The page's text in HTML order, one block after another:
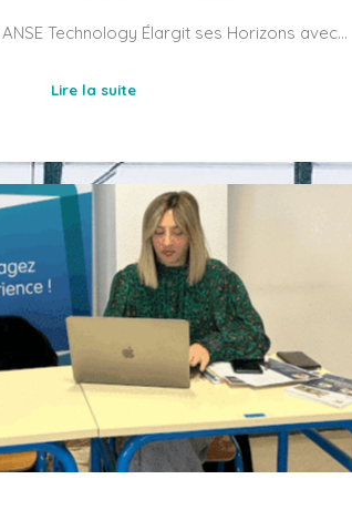
Technology Élargit ses Horizons avec…
Lire la suite